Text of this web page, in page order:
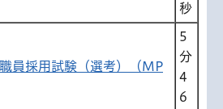
秒
員採用試験（選考）（MP
5
分
4
6